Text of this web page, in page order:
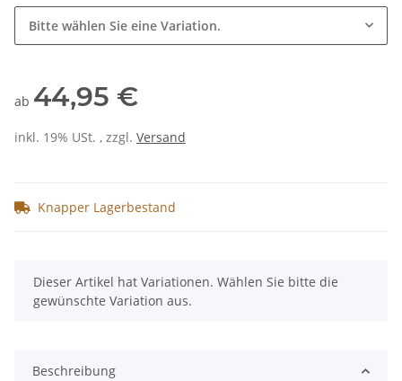
Bitte wählen Sie eine Variation.
ab 44,95 €
inkl. 19% USt. , zzgl. Versand
Knapper Lagerbestand
x
Dieser Artikel hat Variationen. Wählen Sie bitte die
gewünschte Variation aus.
Beschreibung